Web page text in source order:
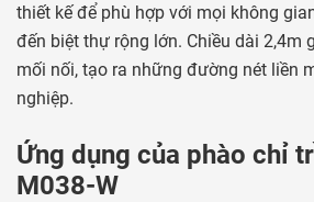
thiết kế để phù hợp với mọi không
đến biệt thự rộng lớn. Chiều dài 2,4m
mối nối, tạo ra những đường nét liền
nghiệp.
Ứng dụng của phào chỉ
M038-W